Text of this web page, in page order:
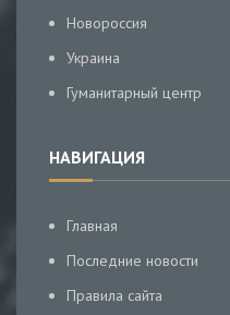
Новороссия
Украина
Гуманитарный центр
НАВИГАЦИЯ
Главная
Последние новости
Правила сайта